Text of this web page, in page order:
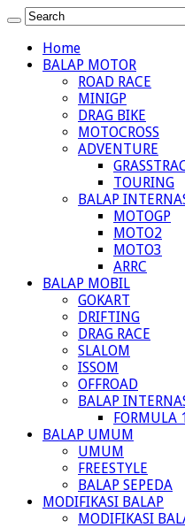
Home
BALAP MOTOR
ROAD RACE
MINIGP
DRAG BIKE
MOTOCROSS
ADVENTURE
TOURING
BALAP
MOTOGP
MOTO2
MOTO3
ARRC
BALAP MOBIL
GOKART
DRIFTING
DRAG RACE
SLALOM
ISSOM
OFFROAD
BALAP
FORMULA
BALAP UMUM
UMUM
FREESTYLE
BALAP SEPEDA
MODIFIKASI BALAP
MODIFIKASI